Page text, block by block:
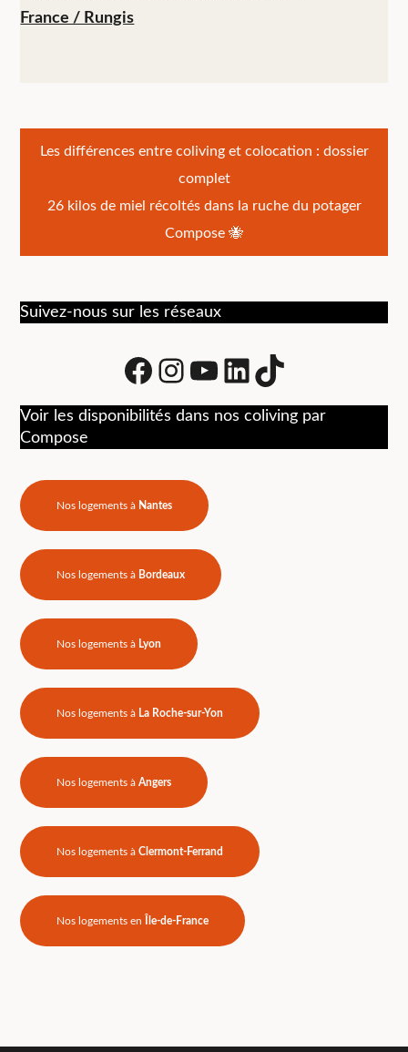
France / Rungis
Navigation
de
Les différences entre coliving et colocation : dossier
complet
26 kilos de miel récoltés dans la ruche du potager
Compose 🐝
Suivez-nous sur les réseaux
Facebook
Instagram
Youtube
LinkedIn
tiktok
Voir les disponibilités dans nos coliving par
Compose
Nos logements à Nantes
Nos logements à Bordeaux
Nos logements à Lyon
Nos logements à La Roche-sur-Yon
Nos logements àAngers
Nos logements àClermont-Ferrand
Nos logements en Île-de-France